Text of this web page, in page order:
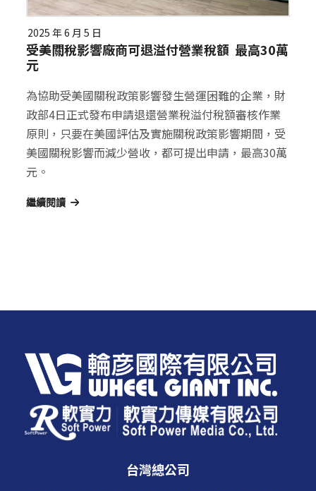
2025 年 6 月 5 日
受美關稅影響廠商可退溢付營業稅額 最高30萬
元
為協助受美國關稅政策影響發生營運困難的企業，財
政部4日正式發布申請退還營業稅溢付稅額審核作業
原則，只要在美國評估及實施關稅政策影響期間，受
美國關稅影響而減少營收，都可提出申請，最高30萬
元。
繼續閱讀
台灣總公司